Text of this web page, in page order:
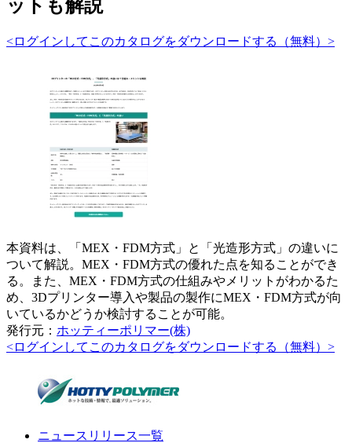
ットも解説
<ログインしてこのカタログをダウンロードする（無料）>
本資料は、「MEX・FDM方式」と「光造形方式」の違いに
ついて解説。MEX・FDM方式の優れた点を知ることができ
る。また、MEX・FDM方式の仕組みやメリットがわかるた
め、3Dプリンター導入や製品の製作にMEX・FDM方式が向
いているかどうか検討することが可能。
発行元： ホッティーポリマー(株)
<ログインしてこのカタログをダウンロードする（無料）>
ニュースリリース一覧